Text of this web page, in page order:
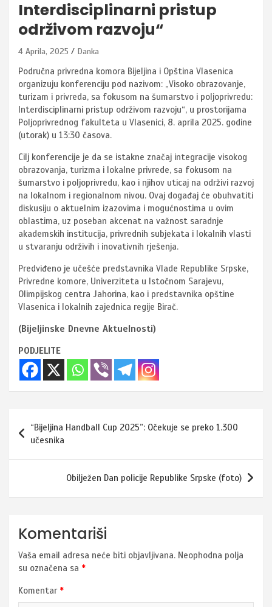
Interdisciplinarni pristup
održivom razvoju“
4 Aprila, 2025 Danka
Područna privredna komora Bijeljina i Opština Vlasenica
organizuju konferenciju pod nazivom: „Visoko obrazovanje,
turizam i privreda, sa fokusom na šumarstvo i poljoprivredu:
Interdisciplinarni pristup održivom razvoju“, u prostorijama
Poljoprivrednog fakulteta u Vlasenici, 8. aprila 2025. godine
(utorak) u 13:30 časova.
Cilj konferencije je da se istakne značaj integracije visokog
obrazovanja, turizma i lokalne privrede, sa fokusom na
šumarstvo i poljoprivredu, kao i njihov uticaj na održivi razvoj
na lokalnom i regionalnom nivou. Ovaj događaj će obuhvatiti
diskusiju o aktuelnim izazovima i mogućnostima u ovim
oblastima, uz poseban akcenat na važnost saradnje
akademskih institucija, privrednih subjekata i lokalnih vlasti
u stvaranju održivih i inovativnih rješenja.
Predviđeno je učešće predstavnika Vlade Republike Srpske,
Privredne komore, Univerziteta u Istočnom Sarajevu,
Olimpijskog centra Jahorina, kao i predstavnika opštine
Vlasenica i lokalnih zajednica regije Birač.
(Bijeljinske Dnevne Aktuelnosti)
PODJELITE
Navigacija
članaka
“Bijeljina Handball Cup 2025”: Očekuje se preko 1.300
učesnika
Obilježen Dan policije Republike Srpske (foto)
Komentariši
Vaša email adresa neće biti objavljivana. Neophodna polja
su označena sa *
Komentar *